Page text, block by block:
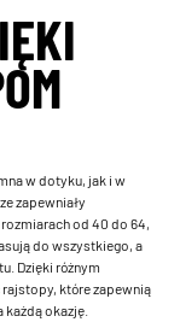
w dotyku, jak i w
zapewniały
od 40 do 64,
do wszystkiego, a
Dzięki różnym
które zapewnią
okazję.